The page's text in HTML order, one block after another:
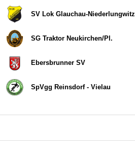
SV Lok Glauchau-Niederlungwitz
SG Traktor Neukirchen/​Pl.
Ebersbrunner SV
SpVgg Reinsdorf - Vielau